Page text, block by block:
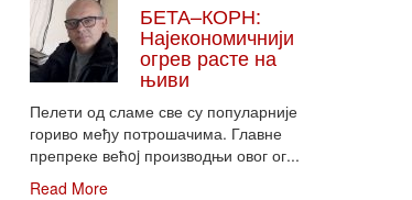
БЕТА–КОРН:
Најекономичнији
огрев расте на
њиви
Пелети од сламе све су популарније
гориво међу потрошачима. Главне
препреке већoj производњи овог ог...
Read More